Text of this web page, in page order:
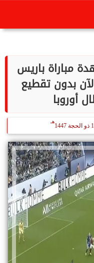
مباراة باريس
بدون تقطيع
1447
هـ